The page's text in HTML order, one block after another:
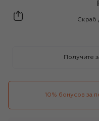
Plisson
Скраб
Получите
10% бонусов за